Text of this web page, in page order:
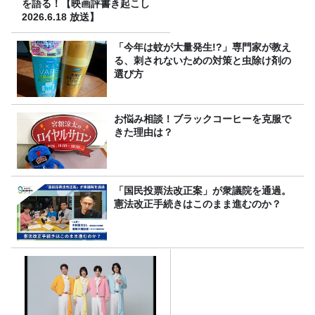
を語る！【映画評書き起こし
2026.6.18 放送】
「今年は蚊が大量発生!?」専門家が教え
る、刺されないための対策と虫除け剤の
選び方
お悩み相談！ブラックコーヒーを克服で
きた理由は？
「国民投票法改正案」が衆議院を通過。
憲法改正手続きはこのまま進むのか？